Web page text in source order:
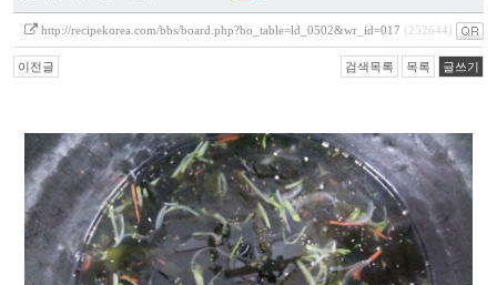
http://recipekorea.com/bbs/board.php?bo_table=ld_0502&wr_id=017 (252644)
이전글 검색목록 목록 글쓰기